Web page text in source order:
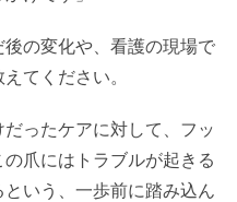
の変化や、看護の現場で
てください。
だったケアに対して、フッ
爪にはトラブルが起きる
いう、一歩前に踏み込ん